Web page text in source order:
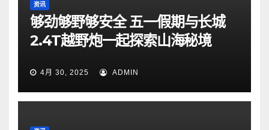
资讯
够劲够野够安全 五一假期与长城
2.4T越野炮一起探索山海秘境
4月 30, 2025 ADMIN